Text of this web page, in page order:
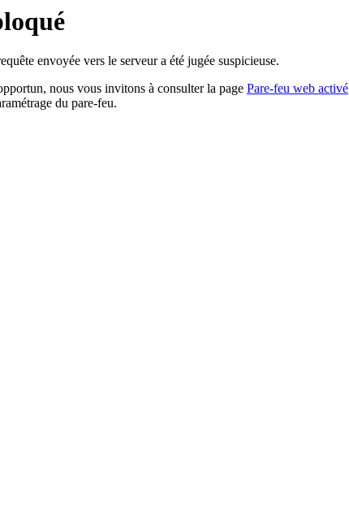
envoyée vers le serveur a été jugée suspicieuse.
nous vous invitons à consulter la page Pare-feu web activé
du pare-feu.